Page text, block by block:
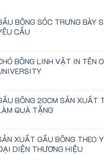
BÔNG SÓC TRƯNG BÀY
CẦU
BÔNG LINH VẬT IN TÊN
BÔNG 20CM SẢN XUẤT
QUÀ TẶNG
XUẤT GẤU BÔNG THEO
DIỆN THƯƠNG HIỆU